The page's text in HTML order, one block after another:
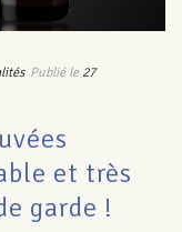
Publié le 27
et très
garde !